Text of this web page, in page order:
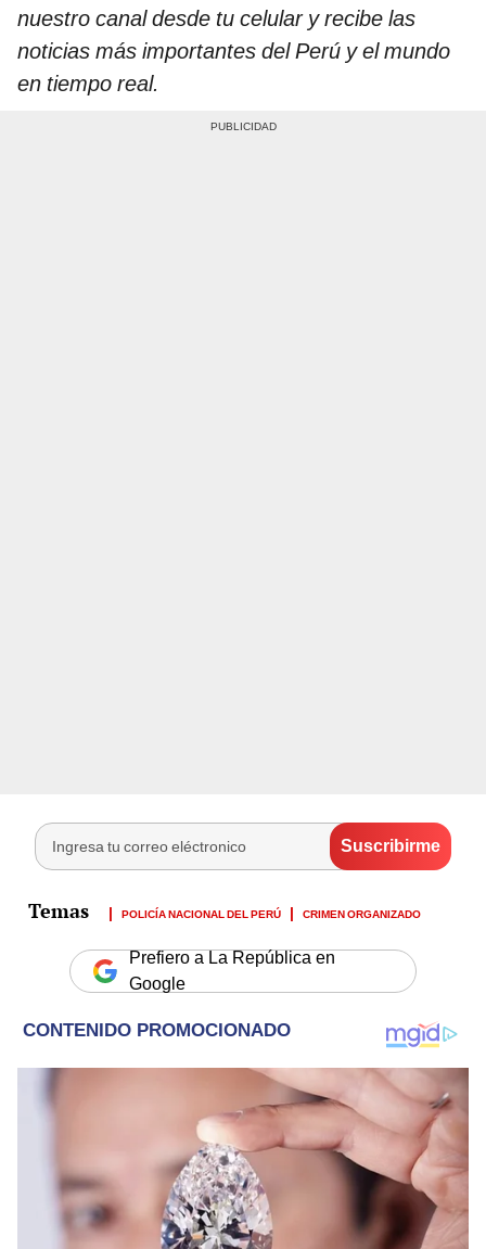
nuestro canal desde tu celular y recibe las
noticias más importantes del Perú y el mundo
en tiempo real.
POLICÍA NACIONAL DEL PERÚ CRIMEN ORGANIZADO
Prefiero a La República en
Google